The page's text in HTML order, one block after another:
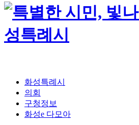
화성특례시
의회
구청정보
화성e 다모아